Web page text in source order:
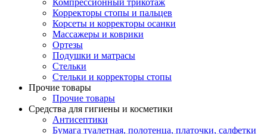
Компрессионный трикотаж
Корректоры стопы и пальцев
Корсеты и корректоры осанки
Массажеры и коврики
Ортезы
Подушки и матрасы
Стельки
Стельки и корректоры стопы
Прочие товары
Прочие товары
Средства для гигиены и косметики
Антисептики
Бумага туалетная, полотенца, платочки, салфетки